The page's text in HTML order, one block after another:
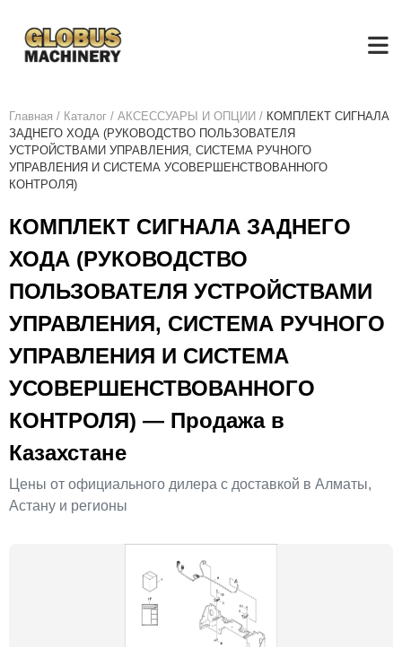
Главная / Каталог / АКСЕСCУАРЫ И ОПЦИИ / КОМПЛЕКТ СИГНАЛА
ЗАДНЕГО ХОДА (РУКОВОДСТВО ПОЛЬЗОВАТЕЛЯ
УСТРОЙСТВАМИ УПРАВЛЕНИЯ, СИСТЕМА РУЧНОГО
УПРАВЛЕНИЯ И СИСТЕМА УСОВЕРШЕНСТВОВАННОГО
КОНТРОЛЯ)
КОМПЛЕКТ СИГНАЛА ЗАДНЕГО
ХОДА (РУКОВОДСТВО
ПОЛЬЗОВАТЕЛЯ УСТРОЙСТВАМИ
УПРАВЛЕНИЯ, СИСТЕМА РУЧНОГО
УПРАВЛЕНИЯ И СИСТЕМА
УСОВЕРШЕНСТВОВАННОГО
КОНТРОЛЯ) — Продажа в
Казахстане
Цены от официального дилера с доставкой в Алматы,
Астану и регионы